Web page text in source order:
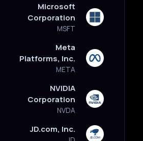
Microsoft
Corporation
MSFT
Meta
Platforms, Inc.
META
NVIDIA
Corporation
NVDA
JD.com, Inc.